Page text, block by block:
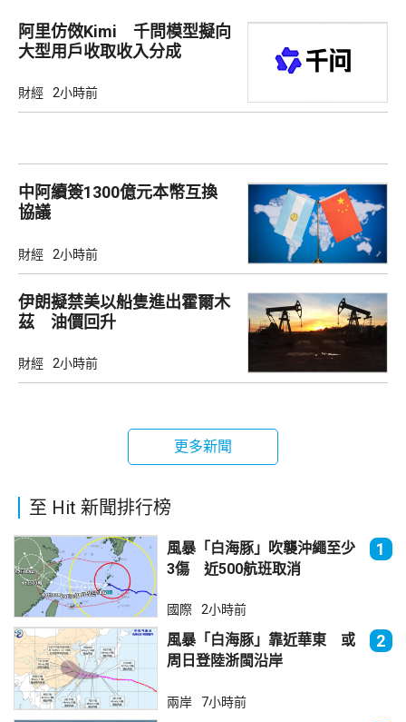
阿里仿傚Kimi 千問模型擬向
大型用戶收取收入分成
財經 2小時前
中阿續簽1300億元本幣互換
協議
財經 2小時前
伊朗擬禁美以船隻進出霍爾木
茲 油價回升
財經 2小時前
更多新聞
至 Hit 新聞排行榜
風暴「白海豚」吹襲沖繩至少
3傷 近500航班取消
1
國際 2小時前
風暴「白海豚」靠近華東 或
周日登陸浙閩沿岸
2
兩岸 7小時前